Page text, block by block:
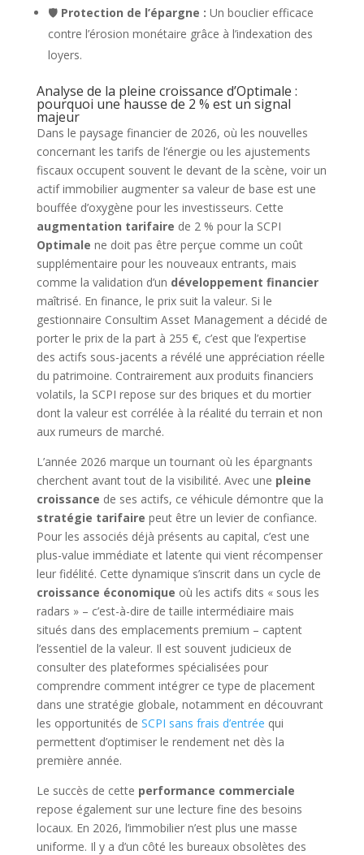
🛡️ Protection de l’épargne : Un bouclier efficace
contre l’érosion monétaire grâce à l’indexation des
loyers.
Analyse de la pleine croissance d’Optimale :
pourquoi une hausse de 2 % est un signal
majeur
Dans le paysage financier de 2026, où les nouvelles
concernant les tarifs de l’énergie ou les ajustements
fiscaux occupent souvent le devant de la scène, voir un
actif immobilier augmenter sa valeur de base est une
bouffée d’oxygène pour les investisseurs. Cette
augmentation tarifaire de 2 % pour la SCPI
Optimale ne doit pas être perçue comme un coût
supplémentaire pour les nouveaux entrants, mais
comme la validation d’un développement financier
maîtrisé. En finance, le prix suit la valeur. Si le
gestionnaire Consultim Asset Management a décidé de
porter le prix de la part à 255 €, c’est que l’expertise
des actifs sous-jacents a révélé une appréciation réelle
du patrimoine. Contrairement aux produits financiers
volatils, la SCPI repose sur des briques et du mortier
dont la valeur est corrélée à la réalité du terrain et non
aux rumeurs de marché.
L’année 2026 marque un tournant où les épargnants
cherchent avant tout de la visibilité. Avec une pleine
croissance de ses actifs, ce véhicule démontre que la
stratégie tarifaire peut être un levier de confiance.
Pour les associés déjà présents au capital, c’est une
plus-value immédiate et latente qui vient récompenser
leur fidélité. Cette dynamique s’inscrit dans un cycle de
croissance économique où les actifs dits « sous les
radars » – c’est-à-dire de taille intermédiaire mais
situés dans des emplacements premium – captent
l’essentiel de la valeur. Il est souvent judicieux de
consulter des plateformes spécialisées pour
comprendre comment intégrer ce type de placement
dans une stratégie globale, notamment en découvrant
les opportunités de SCPI sans frais d’entrée qui
permettent d’optimiser le rendement net dès la
première année.
Le succès de cette performance commerciale
repose également sur une lecture fine des besoins
locaux. En 2026, l’immobilier n’est plus une masse
uniforme. Il y a d’un côté les bureaux obsolètes des